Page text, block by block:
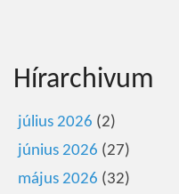
Hírarchivum
július 2026 (2)
június 2026 (27)
május 2026 (32)